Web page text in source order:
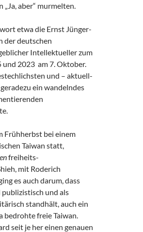
aber“ murmelten.
etwa die Ernst Jünger-
der deutschen
Intellektueller zum
und 2023 am 7. Oktober.
und – aktuell-
ein wandelndes
Frühherbst bei einem
Taiwan statt,
freiheits-
mit Roderich
es auch darum, dass
publizistisch und als
standhält, auch ein
freie Taiwan.
seit je her einen genauen